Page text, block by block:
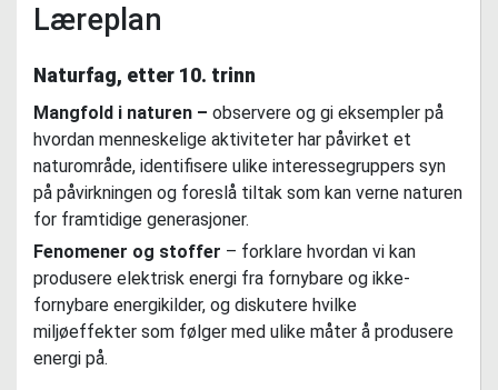
Læreplan
Naturfag, etter 10. trinn
Mangfold i naturen – observere og gi eksempler på
hvordan menneskelige aktiviteter har påvirket et
naturområde, identifisere ulike interessegruppers syn
på påvirkningen og foreslå tiltak som kan verne naturen
for framtidige generasjoner.
Fenomener og stoffer – forklare hvordan vi kan
produsere elektrisk energi fra fornybare og ikke-
fornybare energikilder, og diskutere hvilke
miljøeffekter som følger med ulike måter å produsere
energi på.